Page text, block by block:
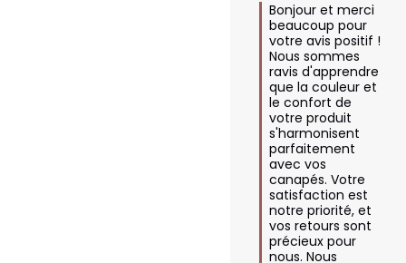
Bonjour et merci
beaucoup pour
votre avis positif !
Nous sommes
ravis d'apprendre
que la couleur et
le confort de
votre produit
s'harmonisent
parfaitement
avec vos
canapés. Votre
satisfaction est
notre priorité, et
vos retours sont
précieux pour
nous. Nous